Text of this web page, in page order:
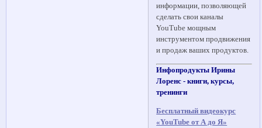
информации, позволяющей
сделать свои каналы
YouTube мощным
инструментом продвижения
и продаж ваших продуктов.
Инфопродукты Ирины
Лоренс - книги, курсы,
тренинги
Бесплатный видеокурс
«YouTube от А до Я»